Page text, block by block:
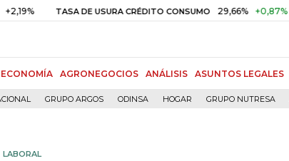
TASA DE USURA CRÉDITO CONSUMO 29,66% +0,87% +3,02%
AGRONEGOCIOS ANÁLISIS ASUNTOS LEGALES
GRUPO ARGOS ODINSA HOGAR GRUPO NUTRESA
LABORAL